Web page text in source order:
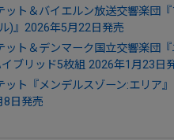
ット＆バイエルン放送交響楽団
)』2026年5月22日発売
ット＆デンマーク国立交響楽団
ブリッド5枚組 2026年1月23日
ット『メンデルスゾーン:エリア
8日発売